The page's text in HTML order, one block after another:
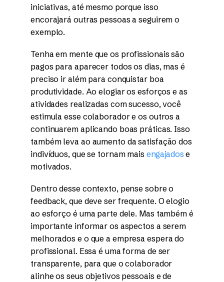
iniciativas, até mesmo porque isso
encorajará outras pessoas a seguirem o
exemplo.
Tenha em mente que os profissionais são
pagos para aparecer todos os dias, mas é
preciso ir além para conquistar boa
produtividade. Ao elogiar os esforços e as
atividades realizadas com sucesso, você
estimula esse colaborador e os outros a
continuarem aplicando boas práticas. Isso
também leva ao aumento da satisfação dos
indivíduos, que se tornam mais engajados e
motivados.
Dentro desse contexto, pense sobre o
feedback, que deve ser frequente. O elogio
ao esforço é uma parte dele. Mas também é
importante informar os aspectos a serem
melhorados e o que a empresa espera do
profissional. Essa é uma forma de ser
transparente, para que o colaborador
alinhe os seus objetivos pessoais e de